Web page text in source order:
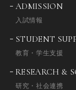
ADMISSION
入試情報
STUDENT
教育・学生支援
RESEARCH &
研究・社会連携